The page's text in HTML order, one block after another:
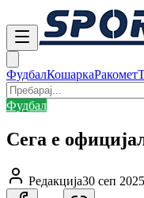
ФудбалКошаркаРакомет
Фудбал
Сега е
Редакција30 сеп 2025